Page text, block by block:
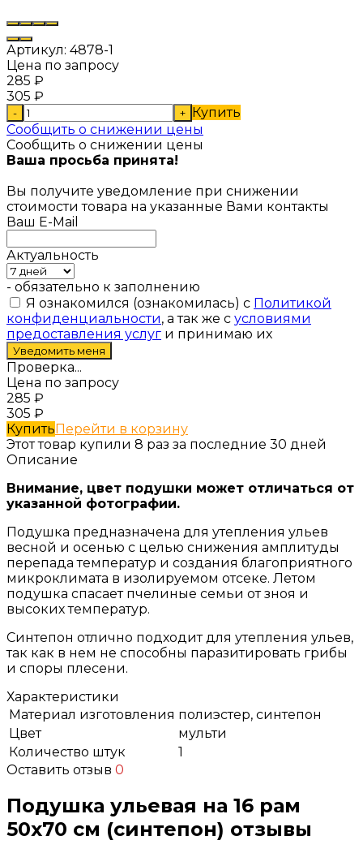
Артикул: 4878-1
Цена по запросу
285 ₽
305 ₽
- + Купить
Сообщить о снижении цены
Сообщить о снижении цены
Ваша просьба принята!
Вы получите уведомление при снижении
стоимости товара на указанные Вами контакты
Ваш E-Mail
Актуальность
- обязательно к заполнению
Я ознакомился (ознакомилась) с Политикой
конфиденциальности, а так же с условиями
предоставления услуг и принимаю их
Проверка...
Цена по запросу
285 ₽
305 ₽
КупитьПерейти в корзину
Этот товар купили 8 раз за последние 30 дней
Описание
Внимание, цвет подушки может отличаться от
указанной фотографии.
Подушка предназначена для утепления ульев
весной и осенью с целью снижения амплитуды
перепада температур и создания благоприятного
микроклимата в изолируемом отсеке. Летом
подушка спасает пчелиные семьи от зноя и
высоких температур.
Синтепон отлично подходит для утепления ульев,
так как в нем не способны паразитировать грибы
и споры плесени.
Характеристики
Материал изготовления полиэстер, синтепон
Цвет
мульти
Количество штук
1
Оставить отзыв 0
Подушка ульевая на 16 рам
50х70 см (синтепон) отзывы